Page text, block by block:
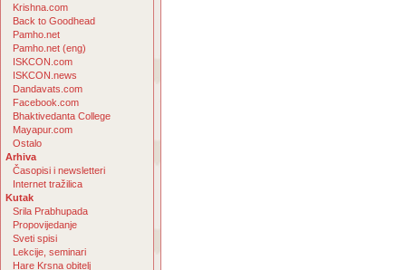
Krishna.com
Back to Goodhead
Pamho.net
Pamho.net (eng)
ISKCON.com
ISKCON.news
Dandavats.com
Facebook.com
Bhaktivedanta College
Mayapur.com
Ostalo
Arhiva
Časopisi i newsletteri
Internet tražilica
Kutak
Srila Prabhupada
Propovijedanje
Sveti spisi
Lekcije, seminari
Hare Krsna obitelj